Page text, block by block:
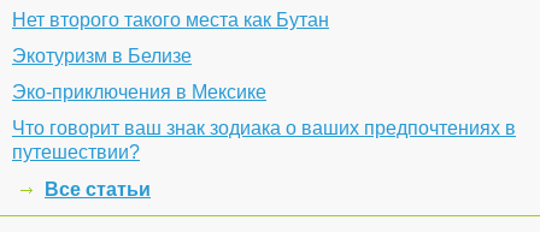
Нет второго такого места как Бутан
Экотуризм в Белизе
Эко-приключения в Мексике
Что говорит ваш знак зодиака о ваших предпочтениях в
путешествии?
Все статьи